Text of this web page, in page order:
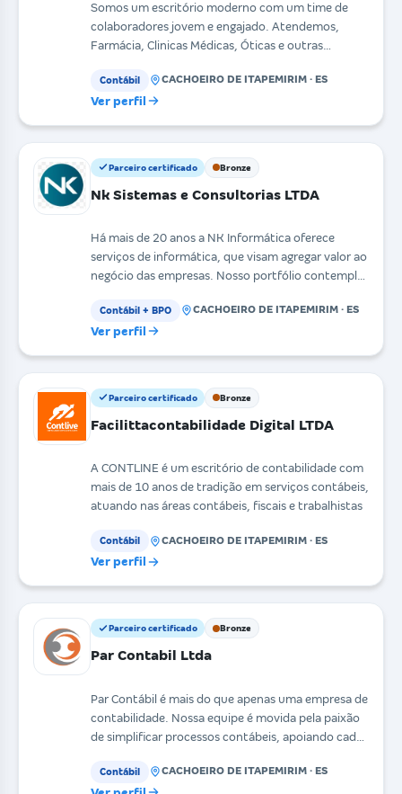
Somos um escritório moderno com um time de
colaboradores jovem e engajado. Atendemos,
Farmácia, Clinicas Médicas, Óticas e outras
Contábil CACHOEIRO DE ITAPEMIRIM · ES
Ver perfil
Parceiro certificado Bronze
Nk Sistemas e Consultorias LTDA
Há mais de 20 anos a NK Informática oferece
serviços de informática, que visam agregar valor ao
negócio das empresas. Nosso portfólio contempla
Contábil + BPO CACHOEIRO DE ITAPEMIRIM · ES
Ver perfil
Parceiro certificado Bronze
Facilittacontabilidade Digital LTDA
A CONTLINE é um escritório de contabilidade com
mais de 10 anos de tradição em serviços contábeis,
atuando nas áreas contábeis, fiscais e trabalhistas
Contábil CACHOEIRO DE ITAPEMIRIM · ES
Ver perfil
Parceiro certificado Bronze
Par Contabil Ltda
Par Contábil é mais do que apenas uma empresa de
contabilidade. Nossa equipe é movida pela paixão
de simplificar processos contábeis, apoiando cada
Contábil CACHOEIRO DE ITAPEMIRIM · ES